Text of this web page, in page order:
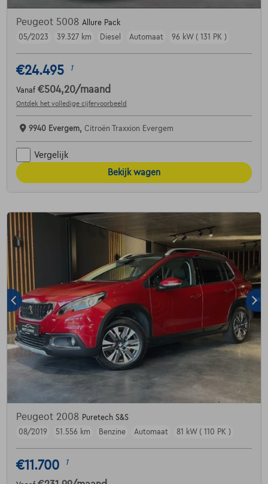
Peugeot 5008 Allure Pack
05/2023
39.327 km Diesel Automaat 96 kW ( 131 PK )
€24.495 1
Vanaf €504,20/maand
Ontdek het volledige cijfervoorbeeld
9940 Evergem, Citroën Traxxion Evergem
Vergelijk
Bekijk wagen
Peugeot 2008 Puretech S&S
08/2019
51.556 km Benzine Automaat 81 kW ( 110 PK )
€11.700 1